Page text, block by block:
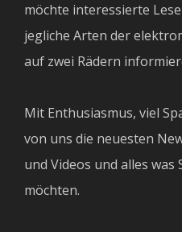
möchte interessierte
jegliche Arten der
auf zwei Rädern
Mit Enthusiasmus, viel
von uns die neuesten
und Videos und alles was
möchten.